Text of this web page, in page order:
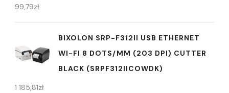
99,79zł
BIXOLON SRP-F312II USB ETHERNET
WI-FI 8 DOTS/MM (203 DPI) CUTTER
BLACK (SRPF312IICOWDK)
1 185,81zł